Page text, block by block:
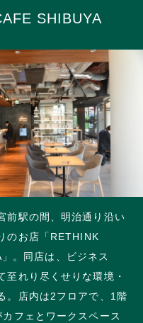
SHIBUYA
前駅の間、明治通り沿い
のお店「RETHINK
。同店は、ビジネス
至れり尽くせりな環境・
。店内は2フロアで、1階
フェとワークスペース